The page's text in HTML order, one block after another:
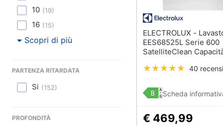
10 (19)
16 (15)
Scopri di più
PARTENZA RITARDATA
Si (152)
PROFONDITÀ
ELECTROLUX - Lavastoviglie
EES68525L Serie 600
SatelliteClean
40
Scheda
€ 469,99